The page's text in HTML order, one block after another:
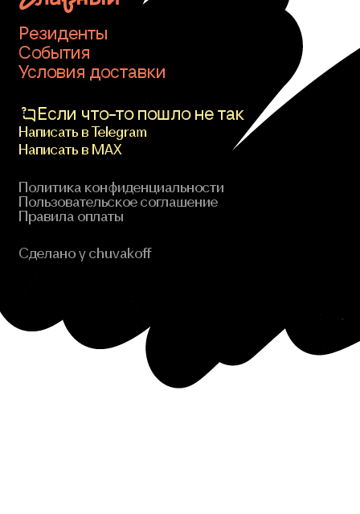
Резиденты
События
Условия доставки
Если что-то пошло не так
Написать в Telegram
Написать в MAX
Политика конфиденциальности
Пользовательское соглашение
Правила оплаты
Сделано у chuvakoff